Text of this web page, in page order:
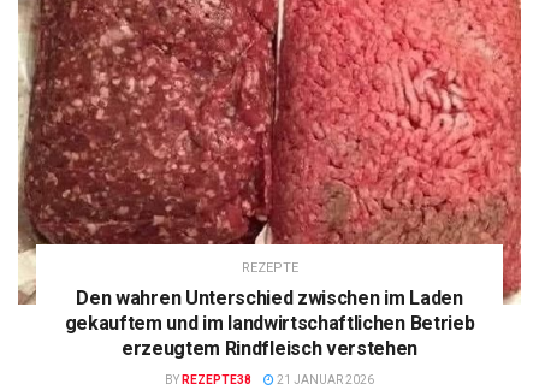
REZEPTE
Den wahren Unterschied zwischen im Laden
gekauftem und im landwirtschaftlichen Betrieb
erzeugtem Rindfleisch verstehen
BY REZEPTE38 21 JANUAR 2026